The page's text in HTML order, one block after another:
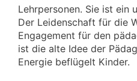
Lehrpersonen. Sie ist ein
Der Leidenschaft für die
Engagement für den
ist die alte Idee der
Energie beflügelt Kinder.